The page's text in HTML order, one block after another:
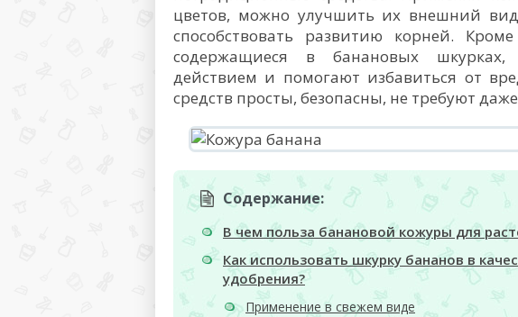
цветов, можно улучшить их внешний вид
способствовать развитию корней.
содержащиеся в банановых шкурках,
действием и помогают избавиться от
средств просты, безопасны, не требуют
Содержание:
В чем польза банановой кожуры для
Как использовать шкурку бананов в
удобрения?
Применение в свежем виде